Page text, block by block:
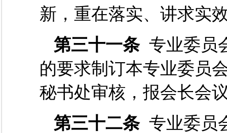
新，重在落实、讲求实
第三十一条 专业委员
的要求制订本专业委员
秘书处审核，报会长会
第三十二条 专业委员